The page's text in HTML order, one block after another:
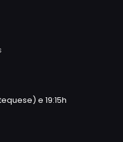
e 19:15h